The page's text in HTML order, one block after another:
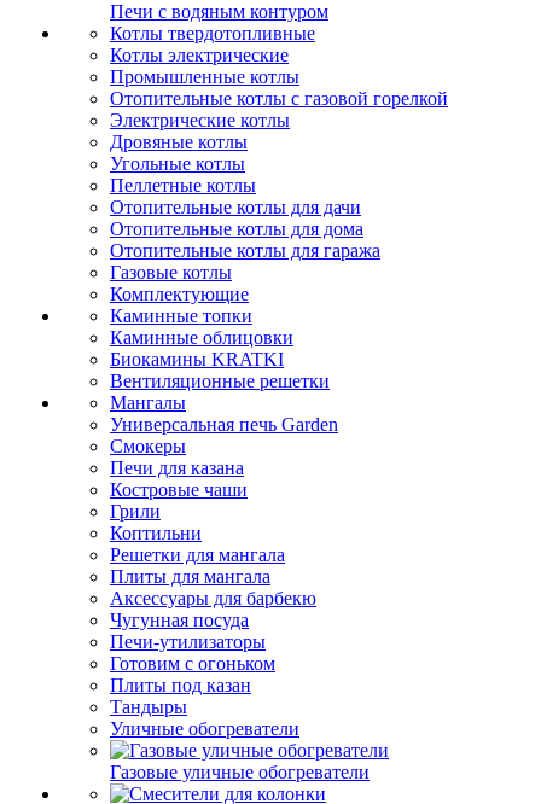
Печи с водяным контуром
Котлы твердотопливные
Котлы электрические
Промышленные котлы
Отопительные котлы с газовой горелкой
Электрические котлы
Дровяные котлы
Угольные котлы
Пеллетные котлы
Отопительные котлы для дачи
Отопительные котлы для дома
Отопительные котлы для гаража
Газовые котлы
Комплектующие
Каминные топки
Каминные облицовки
Биокамины KRATKI
Вентиляционные решетки
Мангалы
Универсальная печь Garden
Смокеры
Печи для казана
Костровые чаши
Грили
Коптильни
Решетки для мангала
Плиты для мангала
Аксессуары для барбекю
Чугунная посуда
Печи-утилизаторы
Готовим с огоньком
Плиты под казан
Тандыры
Уличные обогреватели
Газовые уличные обогреватели